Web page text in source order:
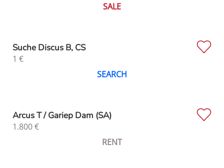
SALE
Suche Discus B, CS
1 €
SEARCH
Arcus T / Gariep Dam (SA)
1.800€
RENT